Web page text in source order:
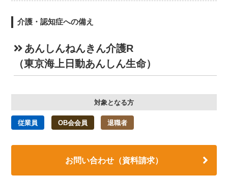
介護・認知症への備え
あんしんねんきん介護R
（東京海上日動あんしん生命）
対象となる方
従業員 OB会会員 退職者
お問い合わせ（資料請求）